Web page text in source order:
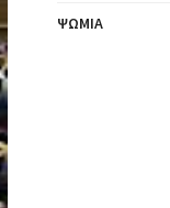
ΨΩΜΙΆ